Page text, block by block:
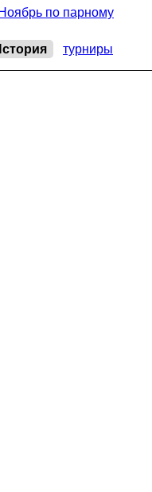
по парному
турниры